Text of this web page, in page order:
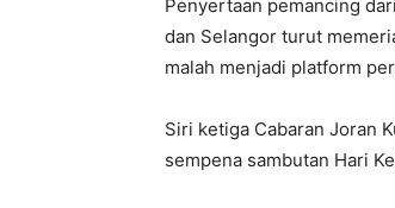
Penyertaan pemancing
dan Selangor turut
malah menjadi platform
Siri ketiga Cabaran Joran
sempena sambutan Hari